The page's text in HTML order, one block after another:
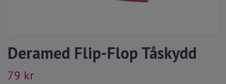
Deramed Flip-Flop Tåskydd
79 kr